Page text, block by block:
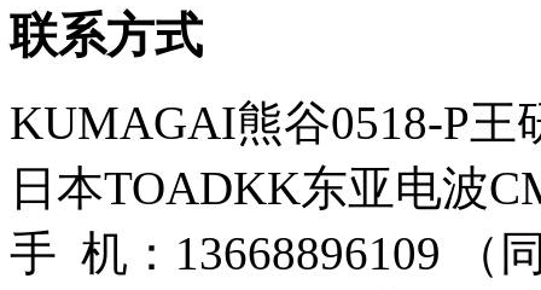
联系方式
KUMAGAI熊谷0518-P王
日本TOADKK东亚电波
手 机：13668896109 （